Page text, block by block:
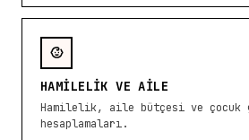
HAMILELIK VE AILE
Hamilelik, aile bütçesi ve çocuk
hesaplamaları.